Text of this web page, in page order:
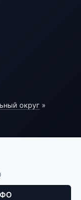
округ »
ФО